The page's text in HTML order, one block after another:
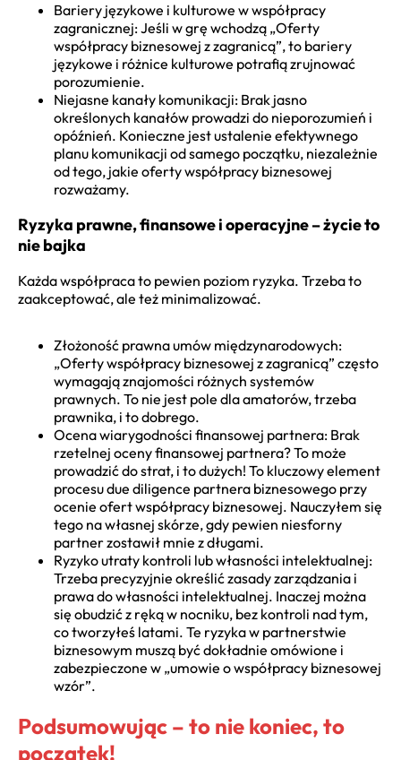
Bariery językowe i kulturowe w współpracy
zagranicznej: Jeśli w grę wchodzą „Oferty
współpracy biznesowej z zagranicą”, to bariery
językowe i różnice kulturowe potrafią zrujnować
porozumienie.
Niejasne kanały komunikacji: Brak jasno
określonych kanałów prowadzi do nieporozumień i
opóźnień. Konieczne jest ustalenie efektywnego
planu komunikacji od samego początku, niezależnie
od tego, jakie oferty współpracy biznesowej
rozważamy.
Ryzyka prawne, finansowe i operacyjne – życie to
nie bajka
Każda współpraca to pewien poziom ryzyka. Trzeba to
zaakceptować, ale też minimalizować.
Złożoność prawna umów międzynarodowych:
„Oferty współpracy biznesowej z zagranicą” często
wymagają znajomości różnych systemów
prawnych. To nie jest pole dla amatorów, trzeba
prawnika, i to dobrego.
Ocena wiarygodności finansowej partnera: Brak
rzetelnej oceny finansowej partnera? To może
prowadzić do strat, i to dużych! To kluczowy element
procesu due diligence partnera biznesowego przy
ocenie ofert współpracy biznesowej. Nauczyłem się
tego na własnej skórze, gdy pewien niesforny
partner zostawił mnie z długami.
Ryzyko utraty kontroli lub własności intelektualnej:
Trzeba precyzyjnie określić zasady zarządzania i
prawa do własności intelektualnej. Inaczej można
się obudzić z ręką w nocniku, bez kontroli nad tym,
co tworzyłeś latami. Te ryzyka w partnerstwie
biznesowym muszą być dokładnie omówione i
zabezpieczone w „umowie o współpracy biznesowej
wzór”.
Podsumowując – to nie koniec, to
początek!